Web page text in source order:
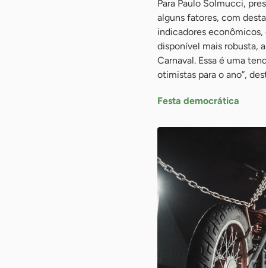
Para Paulo Solmucci,
alguns fatores, com
indicadores econômicos,
disponível mais robusta,
Carnaval. Essa é uma
otimistas para o ano”,
Festa democrática